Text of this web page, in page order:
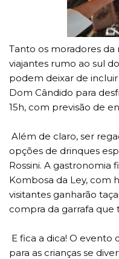
Tanto os moradores
viajantes rumo ao sul
podem deixar de
Dom Cândido para
15h, com previsão de
Além de claro, ser
opções de drinques
Rossini. A
Kombosa da Ley, com
visitantes ganharão
compra da garrafa que
E fica a dica! O
para as crianças se